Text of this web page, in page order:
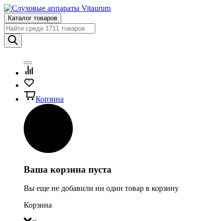
Каталог товаров
Корзина
Ваша корзина пуста
Вы еще не добавили ни один товар в корзину
Корзина